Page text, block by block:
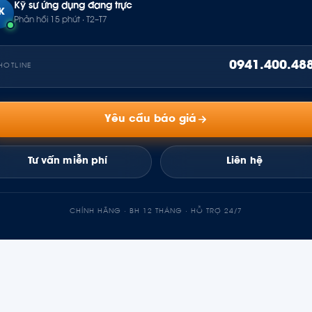
Kỹ sư ứng dụng đang trực
Phản hồi 15 phút · T2–T7
Yêu cầu báo giá
Tư vấn miễn phí Liên hệ
CHÍNH HÃNG · BH 12 THÁNG · HỖ TRỢ 24/7